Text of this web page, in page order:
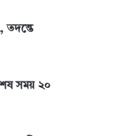
তদন্তে
সময় ২০